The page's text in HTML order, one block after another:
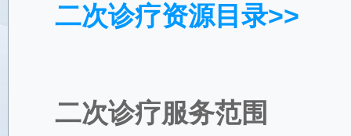
二次诊疗资源目录>>
二次诊疗服务范围